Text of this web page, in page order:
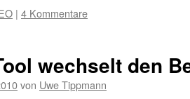
| 4 Kommentare
wechselt den
von Uwe Tippmann